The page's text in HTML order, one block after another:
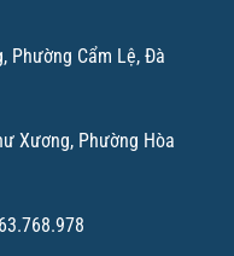
Phường Cẩm Lệ, Đà
Xương, Phường Hòa